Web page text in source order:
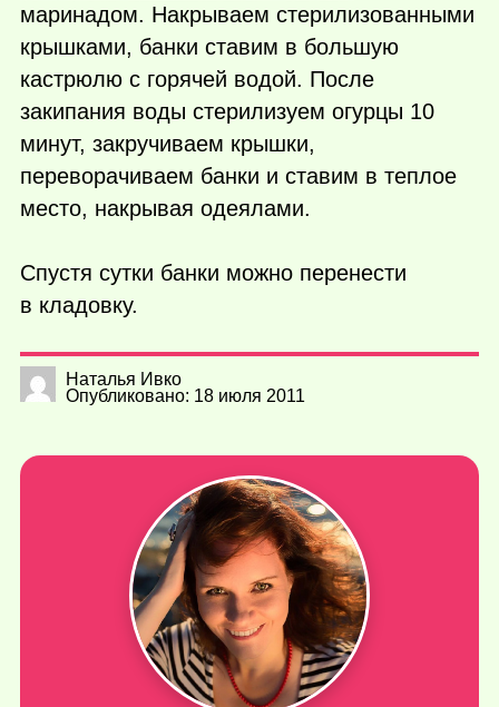
маринадом. Накрываем стерилизованными
крышками, банки ставим в большую
кастрюлю с горячей водой. После
закипания воды стерилизуем огурцы 10
минут, закручиваем крышки,
переворачиваем банки и ставим в теплое
место, накрывая одеялами.
Спустя сутки банки можно перенести
в кладовку.
Наталья Ивко
Опубликовано: 18 июля 2011